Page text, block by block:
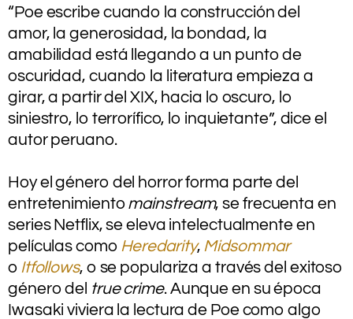
“Poe escribe cuando la construcción del
amor, la generosidad, la bondad, la
amabilidad está llegando a un punto de
oscuridad, cuando la literatura empieza a
girar, a partir del XIX, hacia lo oscuro, lo
siniestro, lo terrorífico, lo inquietante”, dice el
autor peruano.
Hoy el género del horror forma parte del
entretenimientomainstream, se frecuenta en
series Netflix, se eleva intelectualmente en
películas como Heredarity, Midsommar
o Itfollows, o se populariza a través del exitoso
género del true crime. Aunque en su época
Iwasaki viviera la lectura de Poe como algo